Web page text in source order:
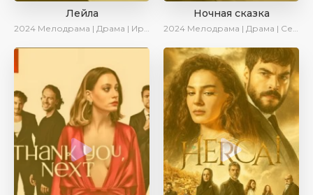
Лейла
2024 Мелодрама | Драма | Ирина Котова | AveTurk | AlisaDirilis | Сериалы 2024
Ночная сказка
2024 Мелодрама | Драма | Сериалы 2024